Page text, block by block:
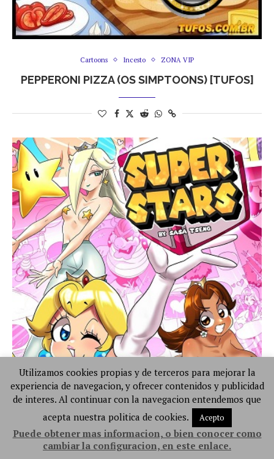
Cartoons Incesto ZONA VIP
PEPPERONI PIZZA (OS SIMPTOONS) [TUFOS]
Utilizamos cookies propias y de terceros para mejorar la
experiencia de navegacion, y ofrecer contenidos y publicidad
de interes. Al continuar con la navegacion entendemos que
acepta nuestra politica de cookies.
Acepto
Puede obtener mas informacion, o bien conocer como
cambiar la configuracion, en este enlace.